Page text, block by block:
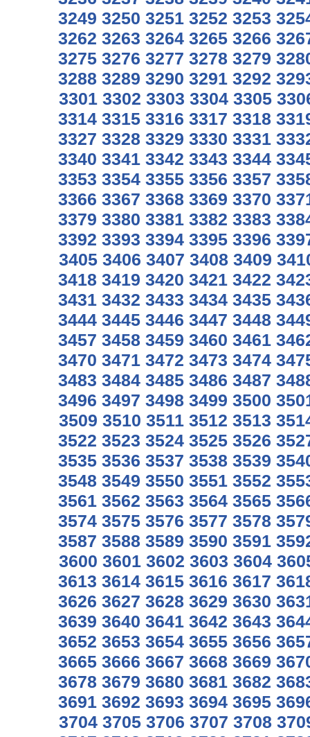
3249 3250 3251 3252 3253
3262 3263 3264 3265 3266
3275 3276 3277 3278 3279
3288 3289 3290 3291 3292
3301 3302 3303 3304 3305
3314 3315 3316 3317 3318
3327 3328 3329 3330 3331
3340 3341 3342 3343 3344
3353 3354 3355 3356 3357
3366 3367 3368 3369 3370
3379 3380 3381 3382 3383
3392 3393 3394 3395 3396
3405 3406 3407 3408 3409
3418 3419 3420 3421 3422
3431 3432 3433 3434 3435
3444 3445 3446 3447 3448
3457 3458 3459 3460 3461
3470 3471 3472 3473 3474
3483 3484 3485 3486 3487
3496 3497 3498 3499 3500
3509 3510 3511 3512 3513
3522 3523 3524 3525 3526
3535 3536 3537 3538 3539
3548 3549 3550 3551 3552
3561 3562 3563 3564 3565
3574 3575 3576 3577 3578
3587 3588 3589 3590 3591
3600 3601 3602 3603 3604
3613 3614 3615 3616 3617
3626 3627 3628 3629 3630
3639 3640 3641 3642 3643
3652 3653 3654 3655 3656
3665 3666 3667 3668 3669
3678 3679 3680 3681 3682
3691 3692 3693 3694 3695
3704 3705 3706 3707 3708